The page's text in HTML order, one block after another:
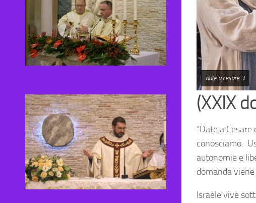
date a cesare 3
(XXIX
“Date a
conosciamo.
autonomie e
domanda
Israele vive